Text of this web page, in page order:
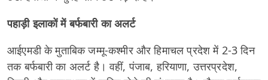
पहाड़ी इलाकों में बर्फबारी का अलर्ट
आईएमडी के मुताबिक जम्मू-कश्मीर और हिमाचल प्रदेश में 2-3 दिन
तक बर्फबारी का अलर्ट है। वहीं, पंजाब, हरियाणा, उत्तरप्रदेश,